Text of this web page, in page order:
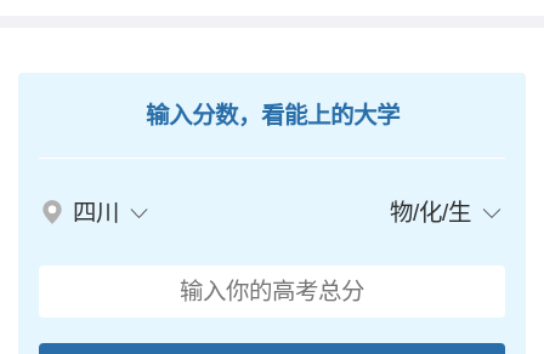
输入分数，看能上的大学
四川 物/化/生